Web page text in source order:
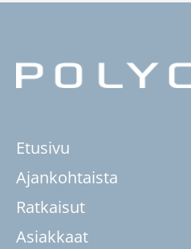
Etusivu
Ajankohtaista
Ratkaisut
Asiakkaat